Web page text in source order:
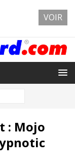
: Mojo
VOIR